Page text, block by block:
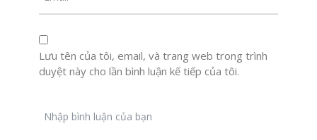
Lưu tên của tôi, email, và trang web trong trình
duyệt này cho lần bình luận kế tiếp của tôi.